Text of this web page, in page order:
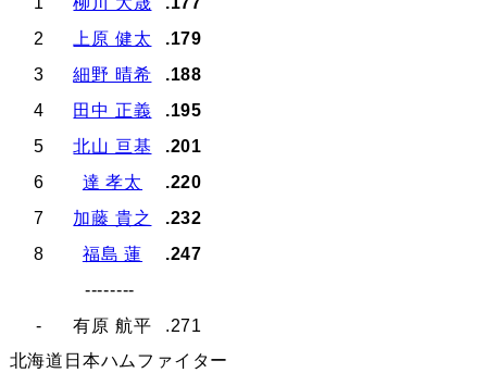
2
上原 健太
.179
3
細野 晴希
.188
4
田中 正義
.195
5
北山 亘基
.201
6
達 孝太
.220
7
加藤 貴之
.232
8
福島 蓮
.247
--------
-
有原 航平
.271
北海道日本ハムファイター